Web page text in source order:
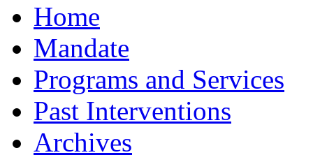
Home
Mandate
Programs and Services
Past Interventions
Archives